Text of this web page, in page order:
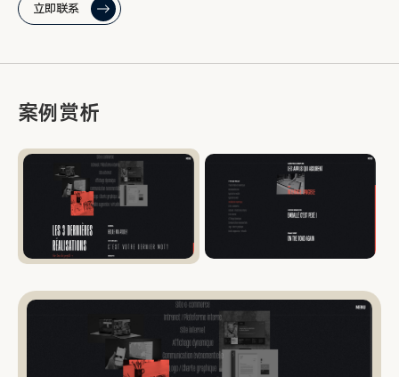
立即联系
案例赏析